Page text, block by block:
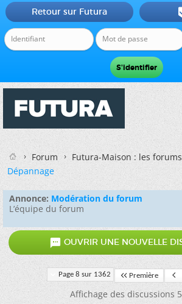
Retour sur Futura
Forum
Futura-Maison : les
Dépannage
Annonce: Modération du forum
L’équipe du forum
 OUVRIR UNE NOUVELLE
Page 8 sur 1362 Première
Affichage des discussions